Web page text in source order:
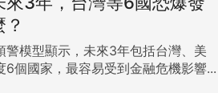
警模型顯示，未來3年包括台灣、美
6個國家，最容易受到金融危機影響...